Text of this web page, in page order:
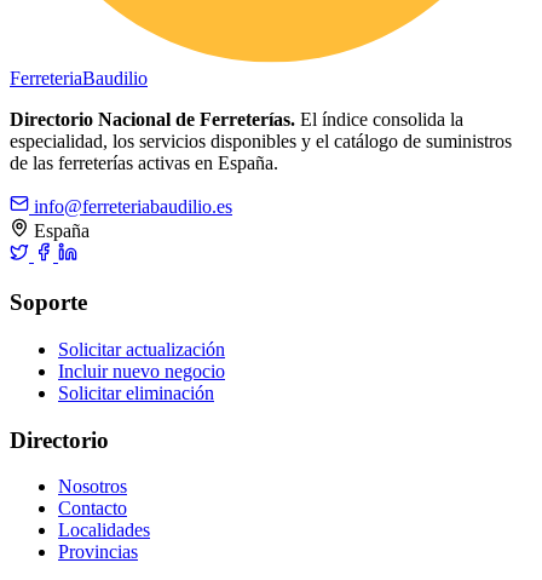
FerreteriaBaudilio
Directorio Nacional de Ferreterías. El índice consolida la
especialidad, los servicios disponibles y el catálogo de suministros
de las ferreterías activas en España.
info@ferreteriabaudilio.es
España
Soporte
Solicitar actualización
Incluir nuevo negocio
Solicitar eliminación
Directorio
Nosotros
Contacto
Localidades
Provincias